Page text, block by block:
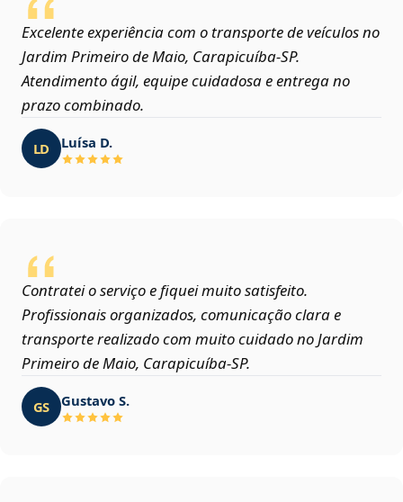
Excelente experiência com o transporte de veículos no
Jardim Primeiro de Maio, Carapicuíba‑SP.
Atendimento ágil, equipe cuidadosa e entrega no
prazo combinado.
LD Luísa D.
Contratei o serviço e fiquei muito satisfeito.
Profissionais organizados, comunicação clara e
transporte realizado com muito cuidado no Jardim
Primeiro de Maio, Carapicuíba‑SP.
GS Gustavo S.